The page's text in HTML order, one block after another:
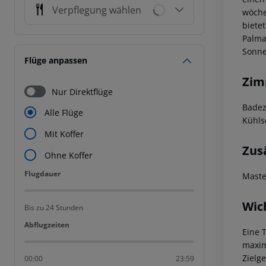
Verpflegung wählen
Flüge anpassen
Nur Direktflüge
Alle Flüge
Mit Koffer
Ohne Koffer
Flugdauer
Flugdauer
Bis zu 24 Stunden
Abflugzeiten
Abflugzeiten
00:00 23:59
Eine